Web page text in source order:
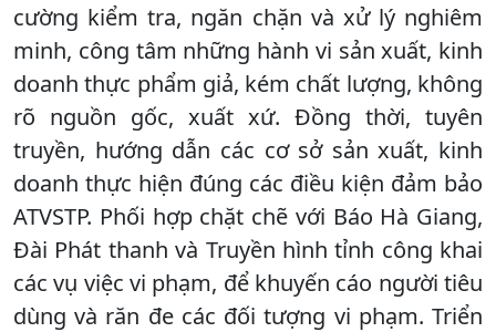
cường kiểm tra, ngăn chặn và xử lý nghiêm
minh, công tâm những hành vi sản xuất, kinh
doanh thực phẩm giả, kém chất lượng, không
rõ nguồn gốc, xuất xứ. Đồng thời, tuyên
truyền, hướng dẫn các cơ sở sản xuất, kinh
doanh thực hiện đúng các điều kiện đảm bảo
ATVSTP. Phối hợp chặt chẽ với Báo Hà Giang,
Đài Phát thanh và Truyền hình tỉnh công khai
các vụ việc vi phạm, để khuyến cáo người tiêu
dùng và răn đe các đối tượng vi phạm. Triển